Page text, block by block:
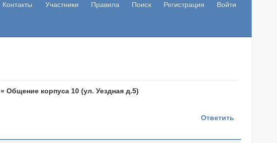
Контакты Участники Правила Поиск Регистрация Войти
»Общение корпуса 10 (ул. Уездная д.5)
Ответить